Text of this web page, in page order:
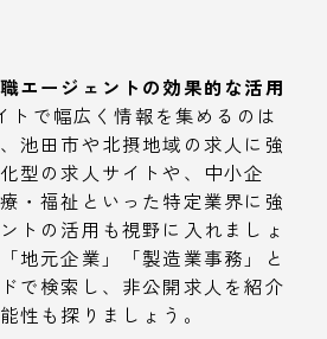
エージェントの効果的な活用
トで幅広く情報を集めるのは
池田市や北摂地域の求人に強
型の求人サイトや、中小企
・福祉といった特定業界に強
トの活用も視野に入れましょ
地元企業」「製造業事務」と
で検索し、非公開求人を紹介
性も探りましょう。